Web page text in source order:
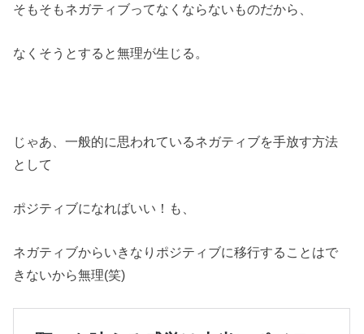
そもそもネガティブってなくならないものだから、
なくそうとすると無理が生じる。
じゃあ、一般的に思われているネガティブを手放す方法
として
ポジティブになればいい！も、
ネガティブからいきなりポジティブに移行することはで
きないから無理(笑)